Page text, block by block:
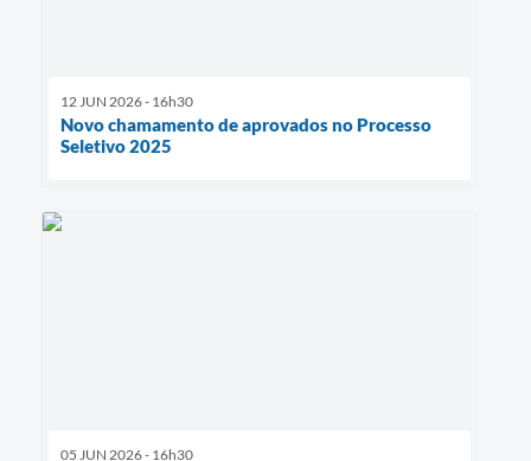
12 JUN 2026 - 16h30
Novo chamamento de aprovados no Processo
Seletivo 2025
05 JUN 2026 - 16h30